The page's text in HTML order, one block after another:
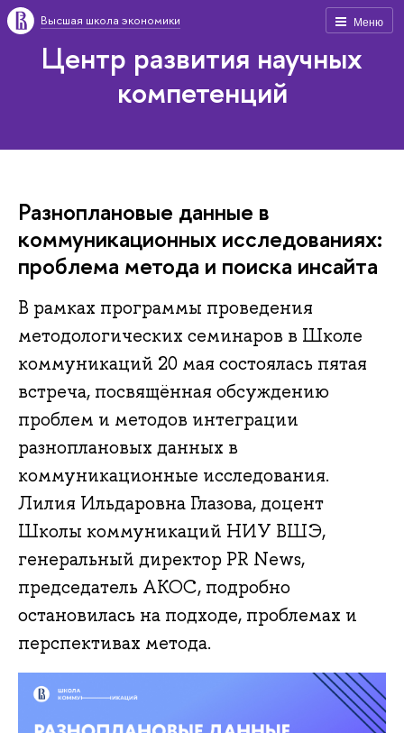
Меню
Высшая школа экономики
Центр развития научных
компетенций
Разноплановые данные в
коммуникационных исследованиях:
проблема метода и поиска инсайта
В рамках программы проведения
методологических семинаров в Школе
коммуникаций 20 мая состоялась пятая
встреча, посвящённая обсуждению
проблем и методов интеграции
разноплановых данных в
коммуникационные исследования.
Лилия Ильдаровна Глазова, доцент
Школы коммуникаций НИУ ВШЭ,
генеральный директор PR News,
председатель АКОС, подробно
остановилась на подходе, проблемах и
перспективах метода.